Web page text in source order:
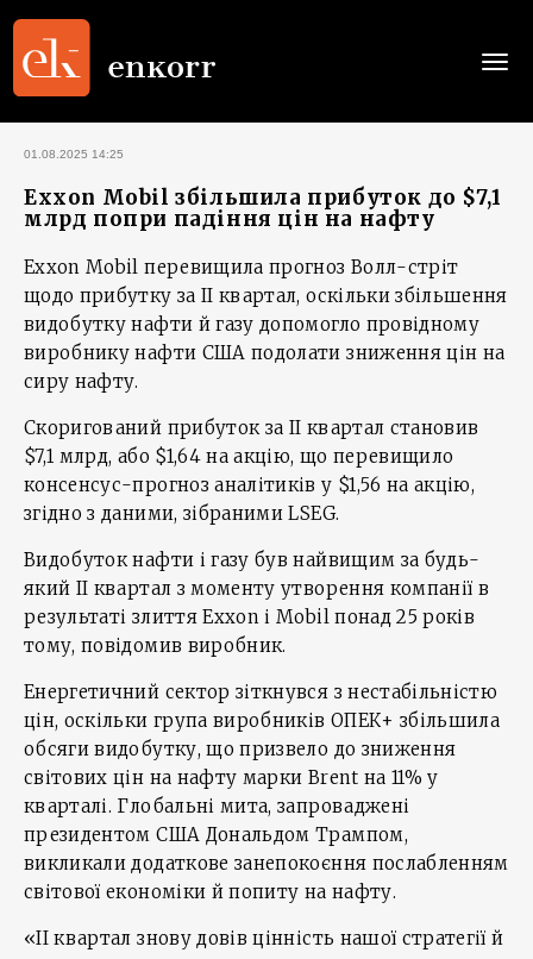
01.08.2025 14:25
Exxon Mobil збільшила прибуток до $7,1
млрд попри падіння цін на нафту
Exxon Mobil перевищила прогноз Волл-стріт
щодо прибутку за ІІ квартал, оскільки збільшення
видобутку нафти й газу допомогло провідному
виробнику нафти США подолати зниження цін на
сиру нафту.
Скоригований прибуток за ІІ квартал становив
$7,1 млрд, або $1,64 на акцію, що перевищило
консенсус-прогноз аналітиків у $1,56 на акцію,
згідно з даними, зібраними LSEG.
Видобуток нафти і газу був найвищим за будь-
який ІІ квартал з моменту утворення компанії в
результаті злиття Exxon і Mobil понад 25 років
тому, повідомив виробник.
Енергетичний сектор зіткнувся з нестабільністю
цін, оскільки група виробників ОПЕК+ збільшила
обсяги видобутку, що призвело до зниження
світових цін на нафту марки Brent на 11% у
кварталі. Глобальні мита, запроваджені
президентом США Дональдом Трампом,
викликали додаткове занепокоєння послабленням
світової економіки й попиту на нафту.
«ІІ квартал знову довів цінність нашої стратегії й